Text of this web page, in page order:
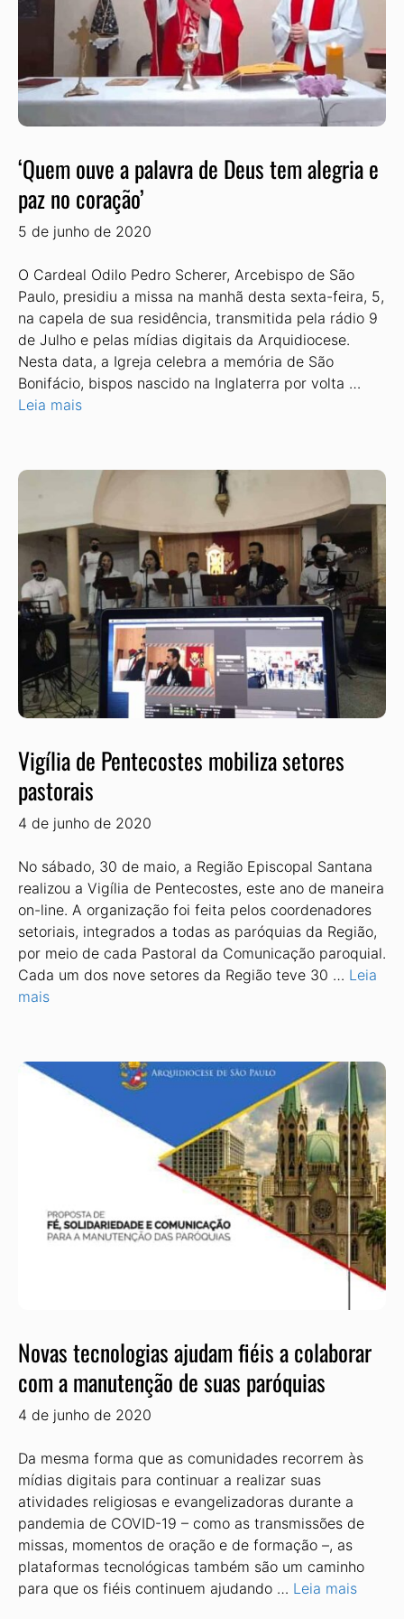
‘Quem ouve a palavra de Deus tem alegria e
paz no coração’
5 de junho de 2020
O Cardeal Odilo Pedro Scherer, Arcebispo de São
Paulo, presidiu a missa na manhã desta sexta-feira, 5,
na capela de sua residência, transmitida pela rádio 9
de Julho e pelas mídias digitais da Arquidiocese.
Nesta data, a Igreja celebra a memória de São
Bonifácio, bispos nascido na Inglaterra por volta …
Leia mais
Vigília de Pentecostes mobiliza setores
pastorais
4 de junho de 2020
No sábado, 30 de maio, a Região Episcopal Santana
realizou a Vigília de Pentecostes, este ano de maneira
on-line. A organização foi feita pelos coordenadores
setoriais, integrados a todas as paróquias da Região,
por meio de cada Pastoral da Comunicação paroquial.
Cada um dos nove setores da Região teve 30 … Leia
mais
Novas tecnologias ajudam fiéis a colaborar
com a manutenção de suas paróquias
4 de junho de 2020
Da mesma forma que as comunidades recorrem às
mídias digitais para continuar a realizar suas
atividades religiosas e evangelizadoras durante a
pandemia de COVID-19 – como as transmissões de
missas, momentos de oração e de formação –, as
plataformas tecnológicas também são um caminho
para que os fiéis continuem ajudando … Leia mais